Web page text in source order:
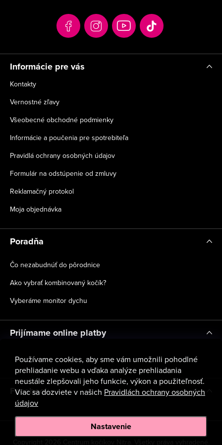
Používame cookies, aby sme vám umožnili pohodlné
prehliadanie webu a vďaka analýze prehliadania
neustále zlepšovali jeho funkcie, výkon a použiteľnosť.
Viac sa dozviete v našich Pravidlách ochrany osobných
údajov
Nastavenie
e
Informácie pre vás
Kontakty
Vernostné zľavy
Všeobecné obchodné podmienky
Informácie a poučenia pre spotrebiteľa
Pravidlá ochrany osobných údajov
Formulár na odstúpenie od zmluvy
Reklamačný protokol
Moja objednávka
Poradňa
Čo nezabudnúť do pôrodnice
Ako vybrať kombinovaný kočík?
Vyberáme monitor dychu
Prijímame online platby
Facebook